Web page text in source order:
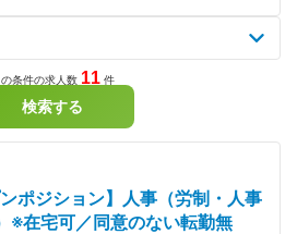
まず
の条件の求人数 11 件
検索する
ポジション】人事（労制・人事
※在宅可／同意のない転勤無